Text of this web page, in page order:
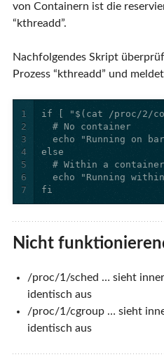
von Containern ist die
“kthreadd”.
Nachfolgendes Skript
Prozess “kthreadd” und
1
2
3
4
5
6
7
fi
Nicht
/proc/1/sched … sieht
identisch aus
/proc/1/cgroup … sieht
identisch aus